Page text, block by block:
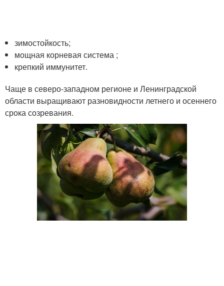
зимостойкость;
мощная корневая система ;
крепкий иммунитет.
Чаще в северо-западном регионе и Ленинградской
области выращивают разновидности летнего и осеннего
срока созревания.